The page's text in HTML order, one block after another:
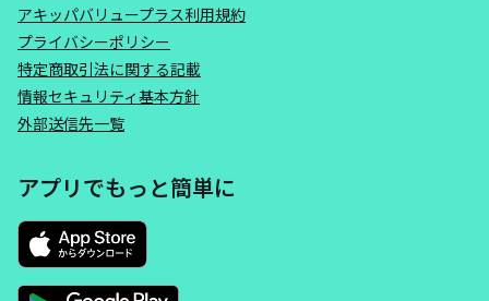
アキッパバリュープラス利用規約
プライバシーポリシー
特定商取引法に関する記載
情報セキュリティ基本方針
外部送信先一覧
アプリでもっと簡単に